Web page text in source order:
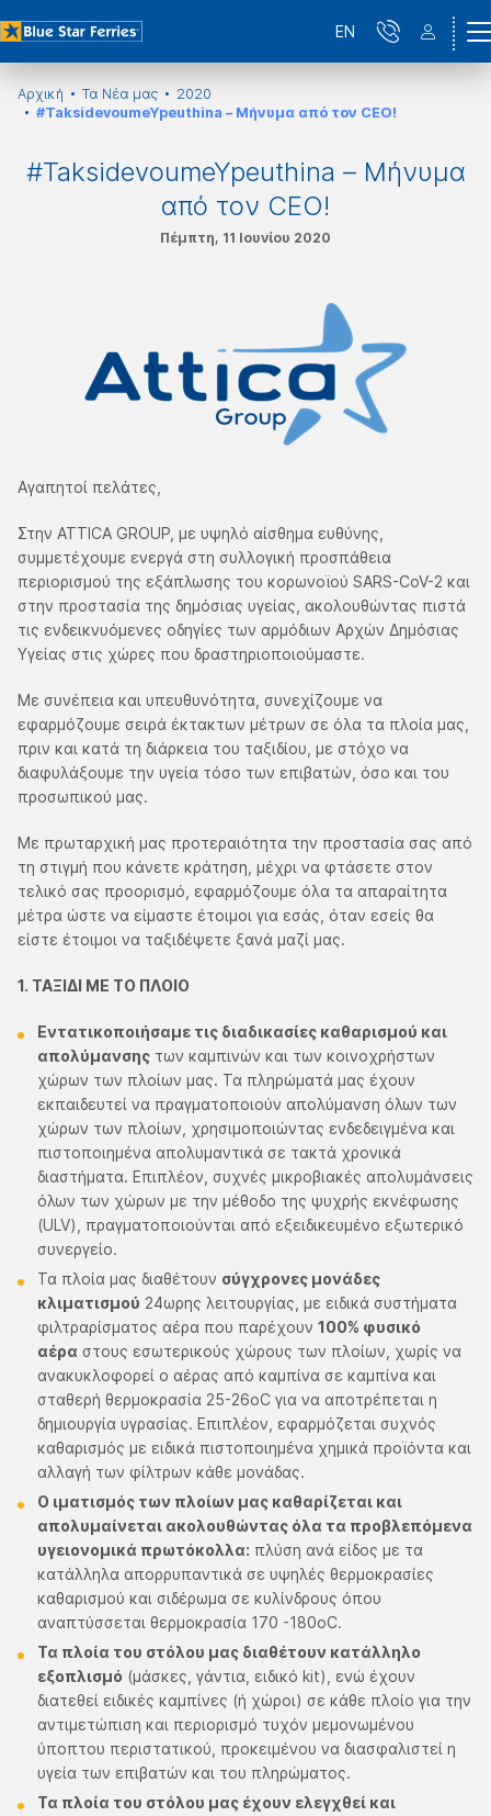
EN
Αρχική Τα Νέα μας
2020
#TaksidevoumeYpeuthina – Μήνυμα από τον CEO!
#TaksidevoumeYpeuthina – Μήνυμα
από τον CEO!
Πέμπτη, 11 Ιουνίου 2020
Αγαπητοί πελάτες,
Στην ATTICA GROUP, με υψηλό αίσθημα ευθύνης,
συμμετέχουμε ενεργά στη συλλογική προσπάθεια
περιορισμού της εξάπλωσης του κορωνοϊού SARS-CoV-2 και
στην προστασία της δημόσιας υγείας, ακολουθώντας πιστά
τις ενδεικνυόμενες οδηγίες των αρμόδιων Αρχών Δημόσιας
Υγείας στις χώρες που δραστηριοποιούμαστε.
Με συνέπεια και υπευθυνότητα, συνεχίζουμε να
εφαρμόζουμε σειρά έκτακτων μέτρων σε όλα τα πλοία μας,
πριν και κατά τη διάρκεια του ταξιδίου, με στόχο να
διαφυλάξουμε την υγεία τόσο των επιβατών, όσο και του
προσωπικού μας.
Με πρωταρχική μας προτεραιότητα την προστασία σας από
τη στιγμή που κάνετε κράτηση, μέχρι να φτάσετε στον
τελικό σας προορισμό, εφαρμόζουμε όλα τα απαραίτητα
μέτρα ώστε να είμαστε έτοιμοι για εσάς, όταν εσείς θα
είστε έτοιμοι να ταξιδέψετε ξανά μαζί μας.
1. ΤΑΞΙΔΙ ΜΕ ΤΟ ΠΛΟΙΟ
Εντατικοποιήσαμε τις διαδικασίες καθαρισμού και
απολύμανσης των καμπινών και των κοινοχρήστων
χώρων των πλοίων μας. Τα πληρώματά μας έχουν
εκπαιδευτεί να πραγματοποιούν απολύμανση όλων των
χώρων των πλοίων, χρησιμοποιώντας ενδεδειγμένα και
πιστοποιημένα απολυμαντικά σε τακτά χρονικά
διαστήματα. Επιπλέον, συχνές μικροβιακές απολυμάνσεις
όλων των χώρων με την μέθοδο της ψυχρής εκνέφωσης
(ULV), πραγματοποιούνται από εξειδικευμένο εξωτερικό
συνεργείο.
Τα πλοία μας διαθέτουν σύγχρονες μονάδες
κλιματισμού 24ωρης λειτουργίας, με ειδικά συστήματα
φιλτραρίσματος αέρα που παρέχουν 100% φυσικό
αέρα στους εσωτερικούς χώρους των πλοίων, χωρίς να
ανακυκλοφορεί ο αέρας από καμπίνα σε καμπίνα και
σταθερή θερμοκρασία 25-26οC για να αποτρέπεται η
δημιουργία υγρασίας. Επιπλέον, εφαρμόζεται συχνός
καθαρισμός με ειδικά πιστοποιημένα χημικά προϊόντα και
αλλαγή των φίλτρων κάθε μονάδας.
Ο ιματισμός των πλοίων μας καθαρίζεται και
απολυμαίνεται ακολουθώντας όλα τα προβλεπόμενα
υγειονομικά πρωτόκολλα: πλύση ανά είδος με τα
κατάλληλα απορρυπαντικά σε υψηλές θερμοκρασίες
καθαρισμού και σιδέρωμα σε κυλίνδρους όπου
αναπτύσσεται θερμοκρασία 170 -180οC.
Τα πλοία του στόλου μας διαθέτουν κατάλληλο
εξοπλισμό (μάσκες, γάντια, ειδικό kit), ενώ έχουν
διατεθεί ειδικές καμπίνες (ή χώροι) σε κάθε πλοίο για την
αντιμετώπιση και περιορισμό τυχόν μεμονωμένου
ύποπτου περιστατικού, προκειμένου να διασφαλιστεί η
υγεία των επιβατών και του πληρώματος.
Τα πλοία του στόλου μας έχουν ελεγχθεί και